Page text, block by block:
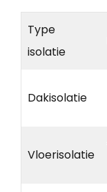
Type
isolatie
Dakisolatie
Vloerisolatie